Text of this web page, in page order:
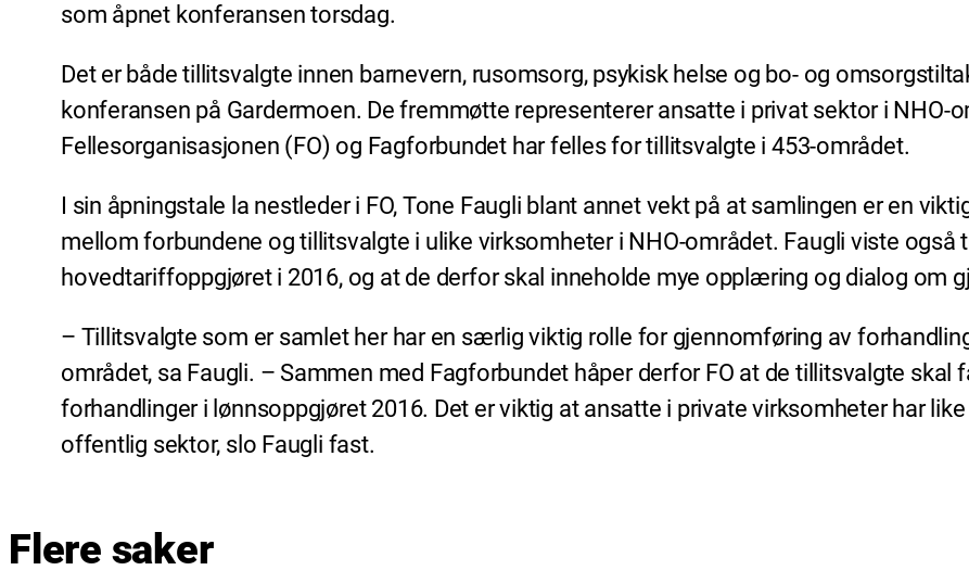
som åpnet konferansen torsdag.
Det er både tillitsvalgte innen barnevern, rusomsorg, psykisk helse og bo- og
konferansen på Gardermoen. De fremmøtte representerer ansatte i privat sektor i NHO-
Fellesorganisasjonen (FO) og Fagforbundet har felles for tillitsvalgte i 453-området.
I sin åpningstale la nestleder i FO, Tone Faugli blant annet vekt på at samlingen er en
mellom forbundene og tillitsvalgte i ulike virksomheter i NHO-området. Faugli viste også
hovedtariffoppgjøret i 2016, og at de derfor skal inneholde mye opplæring og dialog om
– Tillitsvalgte som er samlet her har en særlig viktig rolle for gjennomføring av
området, sa Faugli. – Sammen med Fagforbundet håper derfor FO at de tillitsvalgte skal
forhandlinger i lønnsoppgjøret 2016. Det er viktig at ansatte i private virksomheter har
offentlig sektor, slo Faugli fast.
Flere saker